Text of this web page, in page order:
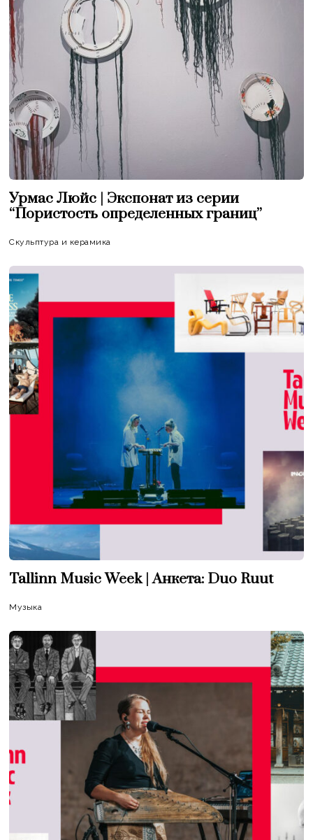
Урмас Люйс | Экспонат из серии
“Пористость определенных границ”
Скульптура и керамика
Tallinn Music Week | Анкета: Duo Ruut
Музыка